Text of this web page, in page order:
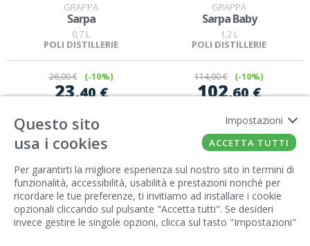
GRAPPA
Sarpa
0,7 L
POLI DISTILLERIE
26,00 € (-10%)
23,40 €
ACQUISTA
GRAPPA
Sarpa Baby
1,2 L
POLI DISTILLERIE
114,00 € (-10%)
102,60 €
ACQUISTA
Questo sito
usa i cookies
Per garantirti la migliore esperienza sul nostro sito in termini di
funzionalità, accessibilità, usabilità e prestazioni nonché per
ricordare le tue preferenze, ti invitiamo ad installare i cookie
opzionali cliccando sul pulsante "Accetta tutti". Se desideri
invece gestire le singole opzioni, clicca sul tasto "Impostazioni"
Impostazioni
ACCETTA TUTTI